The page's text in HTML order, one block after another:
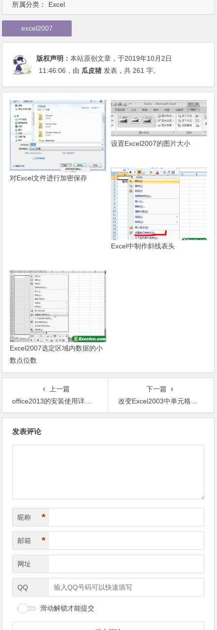
所属分类： Excel
excel2007
版权声明：本站原创文章，于2019年10月2日
11:46:06 ，由 瓜皮猪 发表，共 261 字。
对Excel文件进行加密保存
设置Excel2007的图片大小
Excel中制作斜线表头
Excel2007选定区域内数据的小
数点位数
上一篇
office2013的安装使用详细步骤教程
下一篇
改变Excel2003中单元格的行高
发表评论
昵称 *
邮箱 *
网址
QQ
滑动解锁才能提交